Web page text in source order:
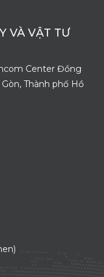
VÀ VẬT TƯ
Center Đồng
Thành phố Hồ